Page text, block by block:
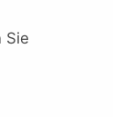
Sie